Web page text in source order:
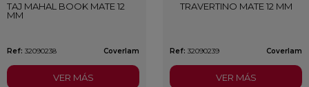
TAJ MAHAL BOOK MATE 12
MM
Ref: 32090238 Coverlam
VER MÁS
TRAVERTINO MATE 12 MM
Ref: 32090239 Coverlam
VER MÁS